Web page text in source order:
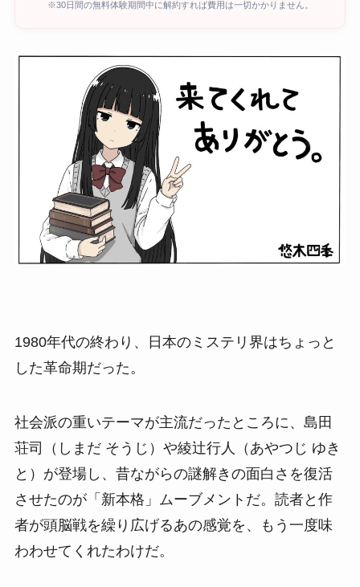
※30日間の無料体験期間中に解約すれば費用は一切かかりません。
1980年代の終わり、日本のミステリ界はちょっと
した革命期だった。
社会派の重いテーマが主流だったところに、島田
荘司（しまだ そうじ）や綾辻行人（あやつじ ゆき
と）が登場し、昔ながらの謎解きの面白さを復活
させたのが「新本格」ムーブメントだ。読者と作
者が頭脳戦を繰り広げるあの感覚を、もう一度味
わわせてくれたわけだ。